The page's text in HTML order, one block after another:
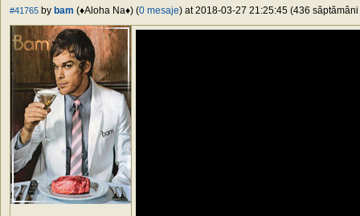
#41765 by bam (♦Aloha Na♦) (0 mesaje) at 2018-03-27 21:25:45 (436